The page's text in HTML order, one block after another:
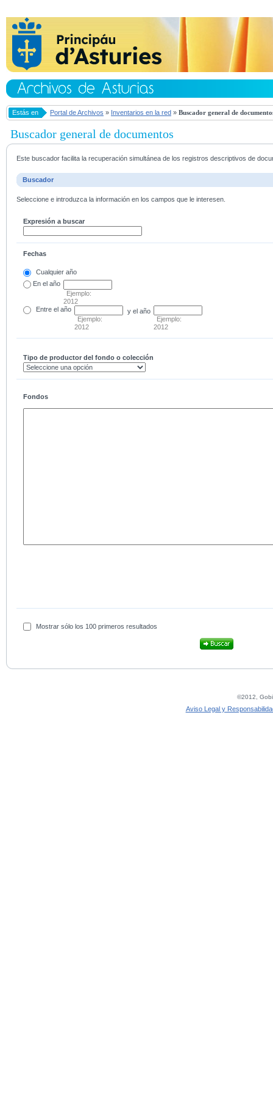
Estás en Portal de Archivos » Inventarios en la red » Buscador general de
Buscador general de documentos
Este buscador facilita la recuperación simultánea de los registros descriptivos de
Buscador
Seleccione e introduzca la información en los campos que le interesen.
Expresión a buscar
Fechas
Cualquier año
En el año
Ejemplo:
2012
Entre el año
Ejemplo:
2012
y el año
Ejemplo:
2012
Tipo de productor del fondo o colección
Fondos
Mostrar sólo los 100 primeros resultados
©2012,
Aviso Legal y